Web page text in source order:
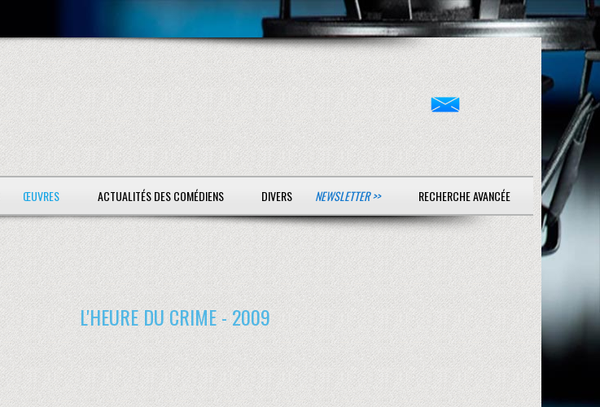
ŒUVRES ACTUALITÉS DES COMÉDIENS DIVERS NEWSLETTER >> RECHERCHE AVANCÉE
L'HEURE DU CRIME - 2009